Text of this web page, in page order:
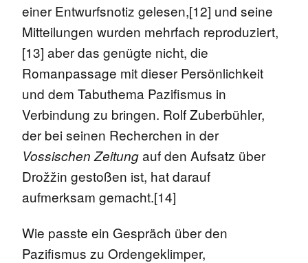
einer Entwurfsnotiz gelesen,[12] und seine
Mitteilungen wurden mehrfach reproduziert,
[13] aber das genügte nicht, die
Romanpassage mit dieser Persönlichkeit
und dem Tabuthema Pazifismus in
Verbindung zu bringen. Rolf Zuberbühler,
der bei seinen Recherchen in der
Vossischen Zeitungauf den Aufsatz über
Drožžin gestoßen ist, hat darauf
aufmerksam gemacht.[14]
Wie passte ein Gespräch über den
Pazifismus zu Ordengeklimper,